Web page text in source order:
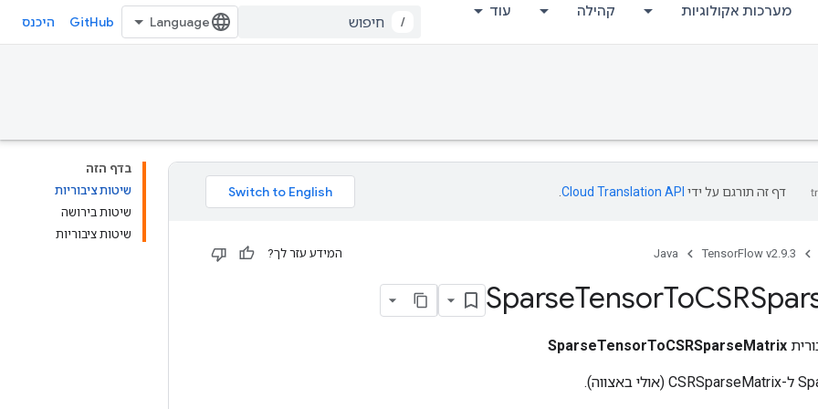
מערכות אקולוגיות קהילה עוד
/
GitHub היכנס
בדף הזה
שיטות ציבוריות
שיטות בירושה
שיטות ציבוריות
דף זה תורגם על ידי Cloud Translation API
TensorFlow v2.9.3
Java המידע עזר לך?
SparseTensorTo
SparseTensorToCSRSparseMatrix